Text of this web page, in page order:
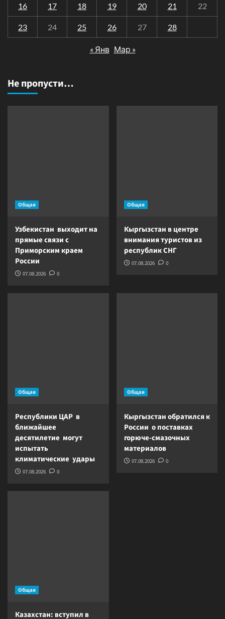
16 17 18 19 20 21 22
23 24 25 26 27 28
« Янв Мар »
Не пропусти…
Общая
Узбекистан выходит на
прямые связи с
Приморским краем
России
07.08.2026 0
Общая
Кыргызстан в центре
внимания туристов из
республик СНГ
07.08.2026 0
Общая
Республики ЦАР в
ближайшее
десятилетие могут
испытать
климатические удары
07.08.2026 0
Общая
Кыргызстан обратился к
России о поставках
горюче-смазочных
материалов
07.08.2026 0
Общая
Казахстан: вступил в